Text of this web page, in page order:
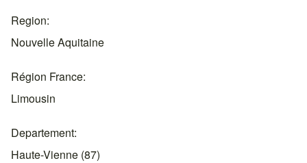
Region
Nouvelle Aquitaine
Région France
Limousin
Departement
Haute-Vienne (87)